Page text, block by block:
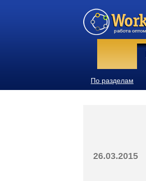
По разделам
26.03.2015